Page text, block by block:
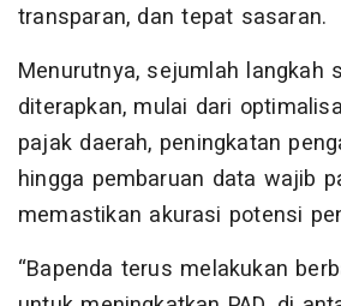
transparan, dan tepat sasaran.
Menurutnya, sejumlah langkah
diterapkan, mulai dari
pajak daerah, peningkatan
hingga pembaruan data wajib
memastikan akurasi potensi
“Bapenda terus melakukan